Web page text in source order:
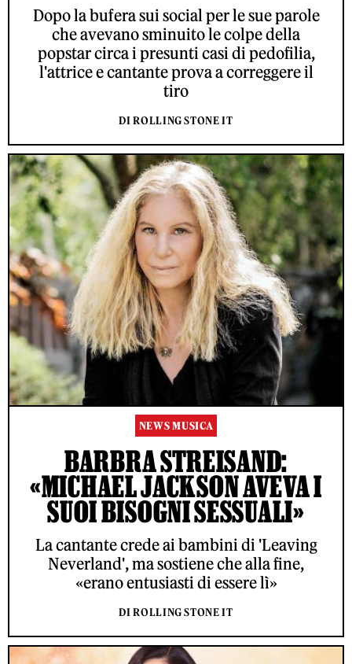
Dopo la bufera sui social per le sue parole
che avevano sminuito le colpe della
popstar circa i presunti casi di pedofilia,
l'attrice e cantante prova a correggere il
tiro
DI ROLLING STONE IT
NEWS MUSICA
BARBRA STREISAND:
«MICHAEL JACKSON AVEVA I
SUOI BISOGNI SESSUALI»
La cantante crede ai bambini di 'Leaving
Neverland', ma sostiene che alla fine,
«erano entusiasti di essere lì»
DI ROLLING STONE IT